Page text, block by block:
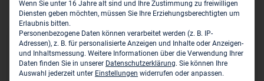
Projektmanagement.
Hauptsitz des Unternehmens
Regierungsbaumeister Schlegel GmbH & Co. KG
Wenn Sie unter 16 Jahre alt sind und Ihre Zustimmung zu freiwilligen
Diensten geben möchten, müssen Sie Ihre Erziehungsberechtigten um
Erlaubnis bitten.
Personenbezogene Daten können verarbeitet werden (z. B. IP-
Adressen), z. B. für personalisierte Anzeigen und Inhalte oder Anzeigen-
und Inhaltsmessung. Weitere Informationen über die Verwendung Ihrer
Daten finden Sie in unserer Datenschutzerklärung. Sie können Ihre
Auswahl jederzeit unter Einstellungen widerrufen oder anpassen.